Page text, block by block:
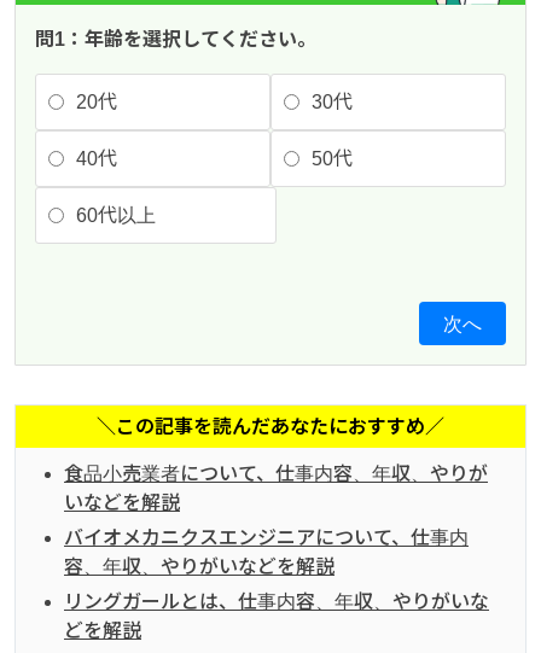
問1：年齢を選択してください。
20代 30代
40代 50代
60代以上
次へ
＼この記事を読んだあなたにおすすめ／
食品小売業者について、仕事内容、年収、やりが
いなどを解説
バイオメカニクスエンジニアについて、仕事内
容、年収、やりがいなどを解説
リングガールとは、仕事内容、年収、やりがいな
どを解説